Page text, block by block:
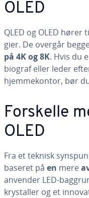
OLED
QLED og OLED
gi­er. De overgår
på 4K og 8K. Hvis du
bi­o­graf eller leder
hjem­me­kon­tor, bør
Forskelle
OLED
Fra et teknisk
baseret på en mere
anvender LED-
krystal­ler og et